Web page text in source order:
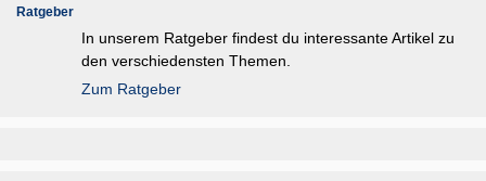
Ratgeber
In unserem Ratgeber findest du interessante Artikel zu
den verschiedensten Themen.
Zum Ratgeber